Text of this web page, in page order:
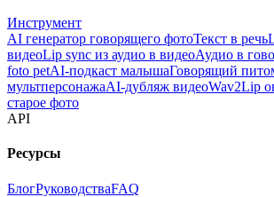
Инструмент
AI генератор говорящего фотоТекст в речь
видеоLip sync из аудио в видеоАудио в
foto petAI-подкаст малышаГоворящий
мультперсонажаAI-дубляж видеоWav2Lip
старое фото
API
Ресурсы
БлогРуководстваFAQ